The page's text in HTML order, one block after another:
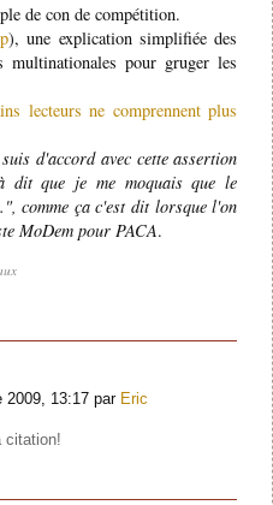
de con de compétition.
), une explication simplifiée des
multinationales pour gruger les
lecteurs ne comprennent plus
d'accord avec cette assertion
dit que je me moquais que le
comme ça c'est dit lorsque l'on
MoDem pour PACA.
2009, 13:17 par Eric
citation!